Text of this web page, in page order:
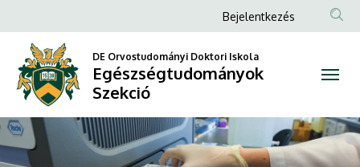
Egészségtudományok
Szekció
Anonim
fiók
menüje
Bejelentkezés
DE Orvostudományi Doktori Iskola
Egészségtudományok
Szekció
DIAVETÍTÉS